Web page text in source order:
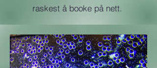
raskest å booke på nett.